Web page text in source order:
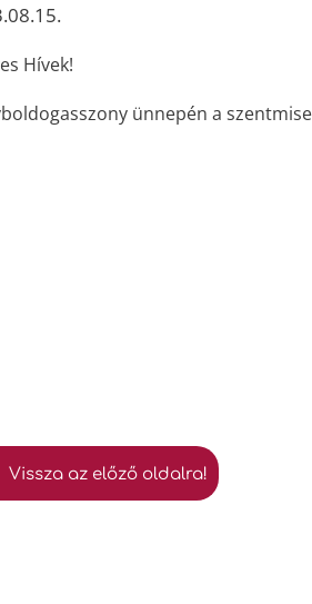
Hívek!
ünnepén a
vissza az előző oldalra!